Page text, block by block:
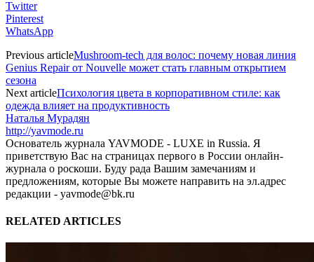
Twitter
Pinterest
WhatsApp
Previous articleMushroom-tech для волос: почему новая линия
Genius Repair от Nouvelle может стать главным открытием
сезона
Next articleПсихология цвета в корпоративном стиле: как
одежда влияет на продуктивность
Наталья Мурадян
http://yavmode.ru
Основатель журнала YAVMODE - LUXE in Russia. Я
приветствую Вас на страницах первого в России онлайн-
журнала о роскоши. Буду рада Вашим замечаниям и
предложениям, которые Вы можете направить на эл.адрес
редакции - yavmode@bk.ru
RELATED ARTICLES